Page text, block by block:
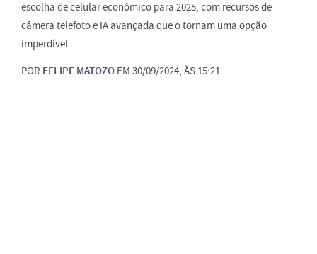
escolha de celular econômico para 2025, com recursos de
câmera telefoto e IA avançada que o tornam uma opção
imperdível.
POR FELIPE MATOZO EM 30/09/2024, ÀS 15:21